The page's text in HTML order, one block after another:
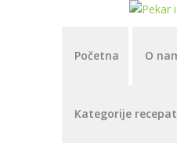
Početna O
Kategorije